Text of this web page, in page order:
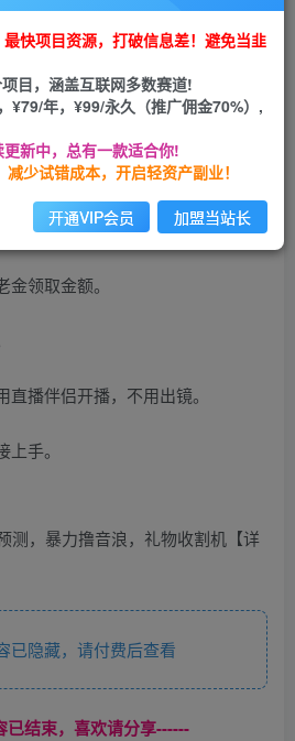
登录！建议登陆后购买，可保存购买订单
领取金额。
播伴侣开播，不用出镜。
手。
隐藏，请付费后查看
已结束，喜欢请分享------
快项目资源，打破信息差！避免当韭
目，涵盖互联网多数赛道!
¥79/年，¥99/永久（推广佣金70%）,
新中，总有一款适合你!
少试错成本，开启轻资产副业！
开通VIP会员 加盟当站长